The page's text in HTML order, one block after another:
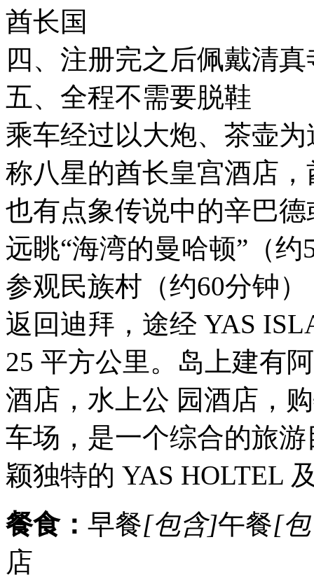
酋长国
四、注册完之后佩戴清
五、全程不需要脱鞋
乘车经过以大炮、茶壶
称八星的酋长皇宫酒店
也有点象传说中的辛巴
远眺“海湾的曼哈顿”（
参观民族村（约60分钟
返回迪拜，途经 YAS
25 平方公里。岛上建有
酒店，水上公 园酒店，
车场，是一个综合的旅
颖独特的 YAS HOLTEL
餐食： 早餐[包含]午餐[
店